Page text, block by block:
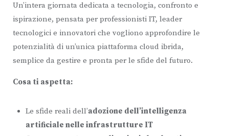
Un’intera giornata dedicata a tecnologia, confronto e
ispirazione, pensata per professionisti IT, leader
tecnologici e innovatori che vogliono approfondire le
potenzialità di un’unica piattaforma cloud ibrida,
semplice da gestire e pronta per le sfide del futuro.
Cosa ti aspetta:
Le sfide reali dell’adozione dell’intelligenza
artificiale nelle infrastrutture IT